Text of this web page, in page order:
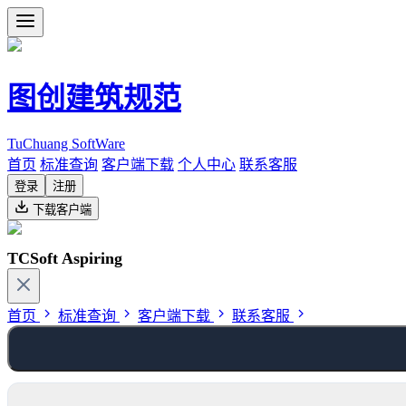
图创建筑规范
TuChuang SoftWare
首页 标准查询 客户端下载 个人中心 联系客服
登录
注册
下载客户端
TCSoft Aspiring
首页 标准查询 客户端下载 联系客服